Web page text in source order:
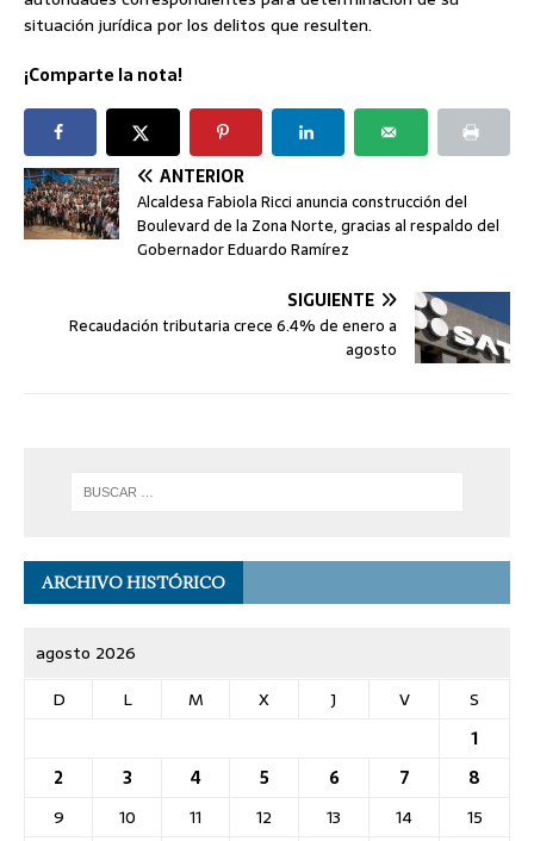
situación jurídica por los delitos que resulten.
¡Comparte la nota!
ANTERIOR
Alcaldesa Fabiola Ricci anuncia construcción del
Boulevard de la Zona Norte, gracias al respaldo del
Gobernador Eduardo Ramírez
SIGUIENTE
Recaudación tributaria crece 6.4% de enero a
agosto
ARCHIVO HISTÓRICO
agosto 2026
D
L M X J V
S
1
2
3 4 5 6 7
8
9
10 11 12 13 14
15